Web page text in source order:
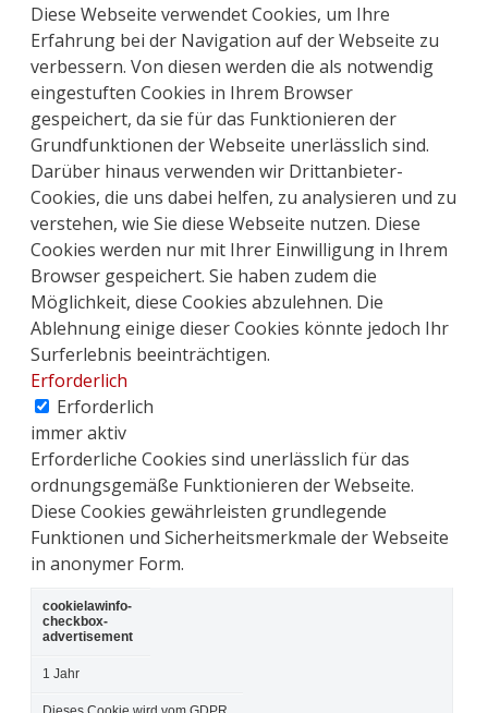
Diese Webseite verwendet Cookies, um Ihre
Erfahrung bei der Navigation auf der Webseite zu
verbessern. Von diesen werden die als notwendig
eingestuften Cookies in Ihrem Browser
gespeichert, da sie für das Funktionieren der
Grundfunktionen der Webseite unerlässlich sind.
Darüber hinaus verwenden wir Drittanbieter-
Cookies, die uns dabei helfen, zu analysieren und zu
verstehen, wie Sie diese Webseite nutzen. Diese
Cookies werden nur mit Ihrer Einwilligung in Ihrem
Browser gespeichert. Sie haben zudem die
Möglichkeit, diese Cookies abzulehnen. Die
Ablehnung einige dieser Cookies könnte jedoch Ihr
Surferlebnis beeinträchtigen.
Erforderlich
Erforderlich
immer aktiv
Erforderliche Cookies sind unerlässlich für das
ordnungsgemäße Funktionieren der Webseite.
Diese Cookies gewährleisten grundlegende
Funktionen und Sicherheitsmerkmale der Webseite
in anonymer Form.
cookielawinfo-
checkbox-
advertisement
1 Jahr